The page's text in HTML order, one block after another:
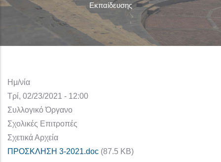
Εκπαίδευσης
Ημ/νία
Τρί, 02/23/2021 - 12:00
Συλλογικό Όργανο
Σχολικές Επιτροπές
Σχετικά Αρχεία
ΠΡΟΣΚΛΗΣΗ 3-2021.doc (87.5 KB)